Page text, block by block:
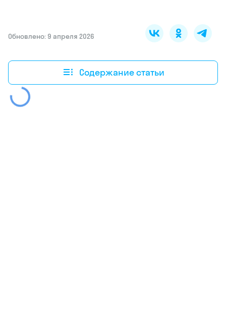
Обновлено: 9 апреля 2026
Содержание статьи